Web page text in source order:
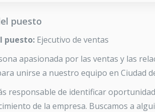
puesto
puesto: Ejecutivo de ventas
apasionada por las ventas y las
unirse a nuestro equipo en Ciudad
responsable de identificar
de la empresa. Buscamos a